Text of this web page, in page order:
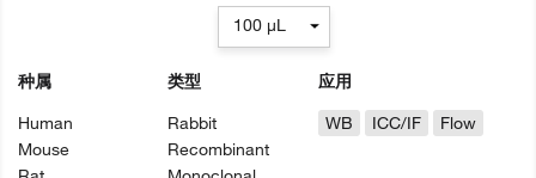
种属
Human
Mouse
类型
Rabbit
Recombinant
应用
WB
ICC/IF Flow
100 µL